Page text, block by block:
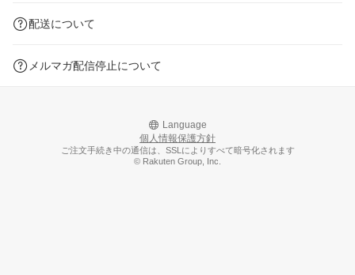
配送について
メルマガ配信停止について
Language
個人情報保護方針
ご注文手続き中の通信は、SSLによりすべて暗号化されます
© Rakuten Group, Inc.